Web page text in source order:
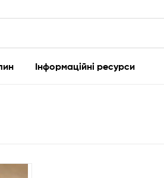
Інформаційні ресурси